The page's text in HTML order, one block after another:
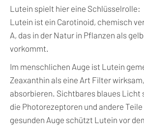
Lutein spielt hier eine Schlüsselrolle:
Lutein ist ein Carotinoid, chemisch
A, das in der Natur in Pflanzen als
vorkommt.
Im menschlichen Auge ist Lutein
Zeaxanthin als eine Art Filter
absorbieren. Sichtbares blaues Licht
die Photorezeptoren und andere
gesunden Auge schützt Lutein vor